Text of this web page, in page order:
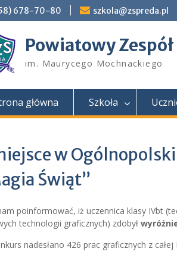
678-70-80 szkola@zspreda.pl
Powiatowy
im. Maurycego Mochnackiego
główna Szkoła
w
Świąt”
poinformować, iż uczennica klasy IVbt
technologii graficznych) zdobył
nadesłano 426 prac graficznych z